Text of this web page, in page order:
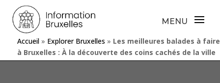
Accueil » Explorer Bruxelles » Les meilleures balades à faire
à Bruxelles : À la découverte des coins cachés de la ville